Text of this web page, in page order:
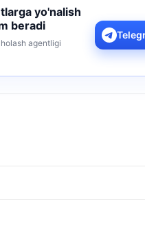
yo'nalish
beradi
agentligi